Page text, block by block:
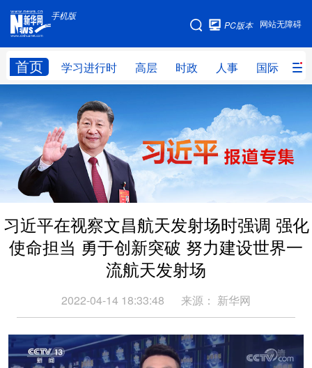
手机版
网站无障碍
PC版本
首页 学习进行时 高层 时政 人事 国际 财
手机版
网站地图
学习进行时 高层
国际 财经 网评 港澳
台湾 思客智库 全球连线 教育
科技 科创
文化 书画 健康 军事
访谈 视频 图片 政务
中央文件 金融
学术中国 乡村振兴 银龄 溯源中国
习近平在视察文昌航天发射场时强调 强化
使命担当 勇于创新突破 努力建设世界一
流航天发射场
2022-04-14 18:33:48 来源： 新华网